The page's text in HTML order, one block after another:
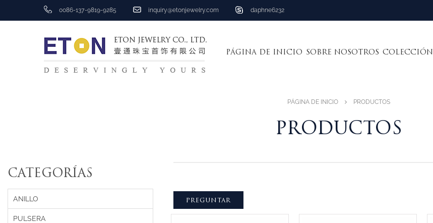
0086-137-9819-9285 inquiry@etonjewelry.com daphne6232
PÁGINA DE INICIO SOBRE NOSOTROS COLECCIÓN
PÁGINA DE INICIO PRODUCTOS
PRODUCTOS
PREGUNTAR
CATEGORÍAS
ANILLO
PULSERA